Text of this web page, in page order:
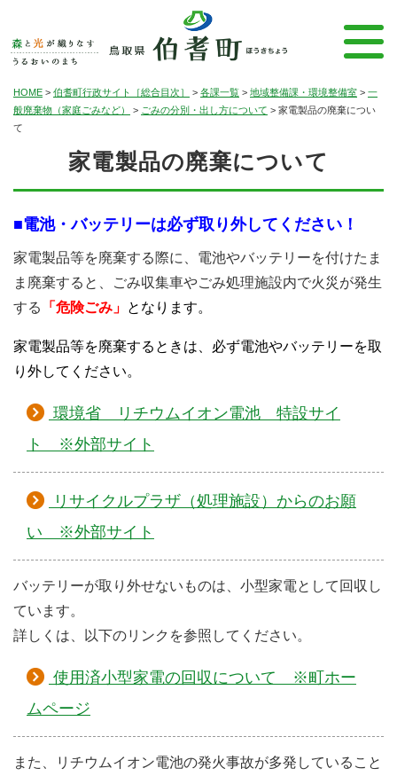
HOME > 伯耆町行政サイト［総合目次］ > 各課一覧 > 地域整備課・環境整備室 > 一
般廃棄物（家庭ごみなど）
> ごみの分別・出し方について > 家電製品の廃棄につい
て
家電製品の廃棄について
■電池・バッテリーは必ず取り外してください！
家電製品等を廃棄する際に、電池やバッテリーを付けたま
ま廃棄すると、ごみ収集車やごみ処理施設内で火災が発生
する
「危険ごみ」 となります。
家電製品等を廃棄するときは、必ず電池やバッテリーを取
り外してください。
環境省 リチウムイオン電池 特設サイ
ト ※外部サイト
リサイクルプラザ（処理施設）からのお願
い ※外部サイト
バッテリーが取り外せないものは、小型家電として回収し
ています。
詳しくは、以下のリンクを参照してください。
使用済小型家電の回収について ※町ホー
ムページ
また、リチウムイオン電池の発火事故が多発していること